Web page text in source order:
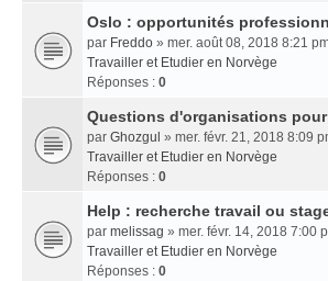
Oslo : opportunités
par Freddo » mer. août 08, 2018 8:21
Travailler et Etudier en Norvège
Réponses : 0
Questions d'organisations
par Ghozgul » mer. févr. 21, 2018 8:09
Travailler et Etudier en Norvège
Réponses : 0
Help : recherche travail ou
par melissag » mer. févr. 14, 2018 7:00
Travailler et Etudier en Norvège
Réponses : 0